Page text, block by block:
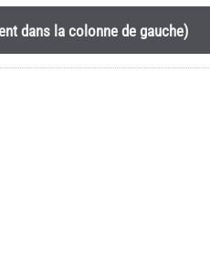
dans la colonne de gauche)